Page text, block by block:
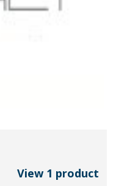
View 1 product